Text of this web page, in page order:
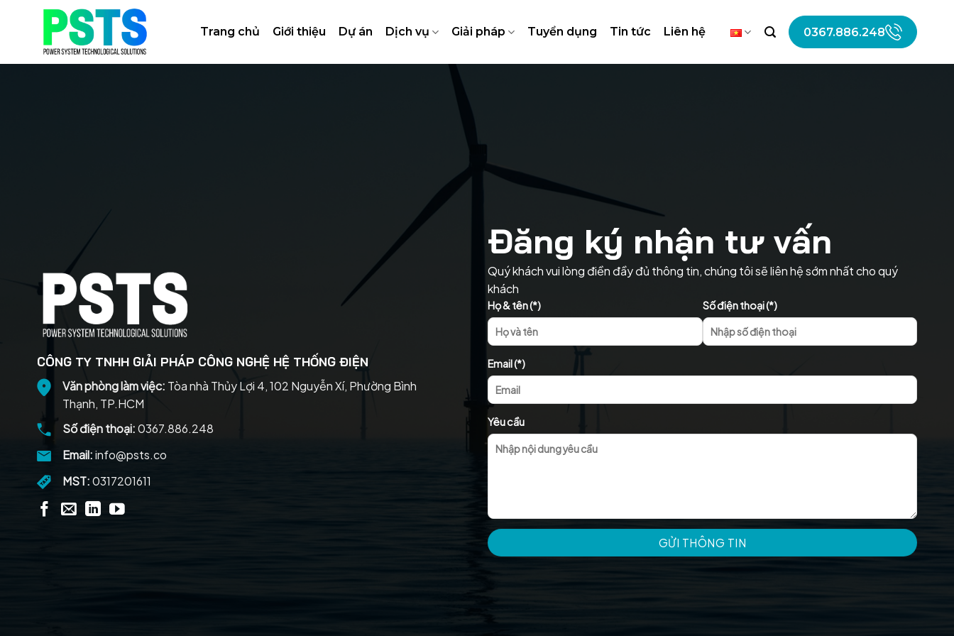
dung
Trang chủ Giới thiệu Dự án Dịch vụ Giải pháp Tuyển dụng Tin tức Liên hệ 0367.886.248
CÔNG TY TNHH GIẢI PHÁP CÔNG NGHỆ HỆ THỐNG ĐIỆN
Văn phòng làm việc: Tòa nhà Thủy Lợi 4, 102 Nguyễn Xí, Phường Bình
Thạnh, TP.HCM
Số điện thoại:0367.886.248
Email:info@psts.co
MST:0317201611
Đăng ký nhận tư vấn
Quý khách vui lòng điền đầy đủ thông tin, chúng tôi sẽ liên hệ sớm nhất cho quý
khách
Họ & tên (*) Số điện thoại (*)
Email (*)
Yêu cầu